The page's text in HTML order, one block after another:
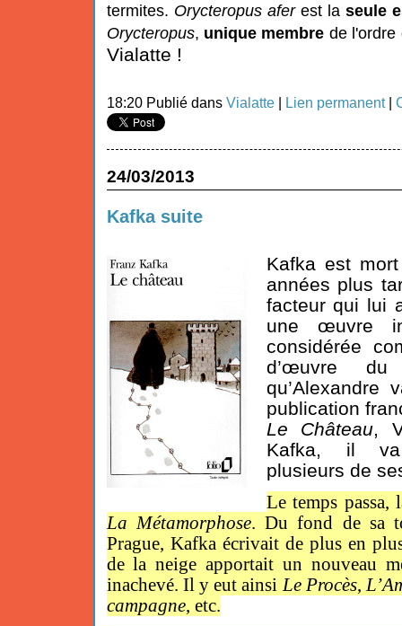
termites. Orycteropus aferest laseule
Orycteropus, unique membre de
Vialatte !
18:20 Publié dans Vialatte| Lien permanent|
24/03/2013
Kafka suite
Kafka est
années plus
facteur qui lui
une œuvre
considérée
d’œuvre du
qu’Alexandre
publication
Le Château,
Kafka, il va
plusieurs de
Le temps passa,
La Métamorphose. Du fond de sa
Prague, Kafka écrivait de plus en
de la neige apportait un nouveau
inachevé. Il y eut ainsiLe Procès,
campagne, etc.